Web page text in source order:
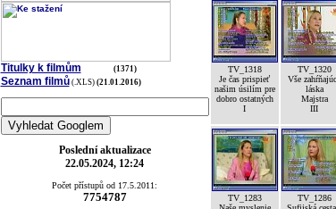
Titulky k filmům (1371)
Seznam filmů (.XLS) (21.01.2016)
Poslední aktualizace
22.05.2024, 12:24
Počet přístupů od 17.5.2011:
7754787
TV_1318
Je čas prispieť
našim úsilím pre
dobro ostatných
I
TV_1320
Vše
láska
Majstra
III
TV_1283
TV_1286